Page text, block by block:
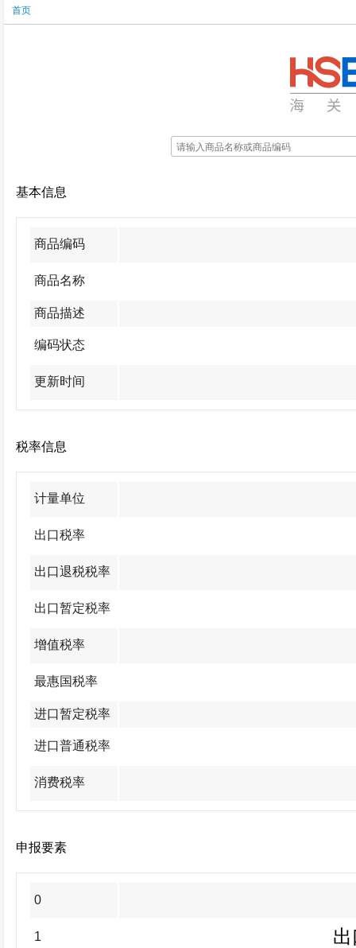
首页
基本信息
商品编码
商品名称
商品描述
编码状态
更新时间
税率信息
计量单位
出口税率
出口退税税率
出口暂定税率
增值税率
最惠国税率
进口暂定税率
进口普通税率
消费税率
申报要素
0
1